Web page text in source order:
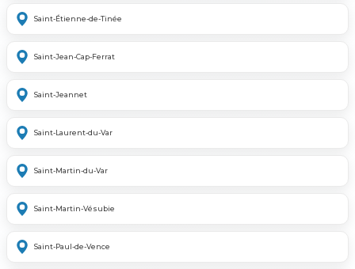
Saint-Étienne-de-Tinée
Saint-Jean-Cap-Ferrat
Saint-Jeannet
Saint-Laurent-du-Var
Saint-Martin-du-Var
Saint-Martin-Vésubie
Saint-Paul-de-Vence